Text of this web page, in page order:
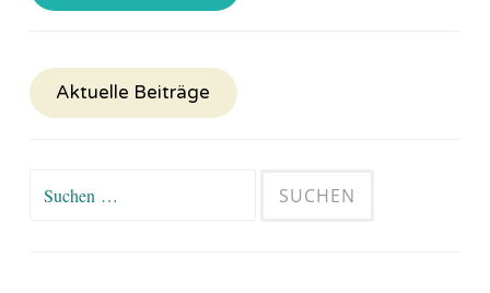
Aktuelle Beiträge
Suchen